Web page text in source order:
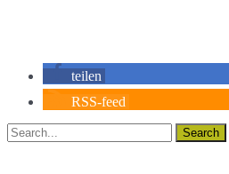
teilen
RSS-feed
Search